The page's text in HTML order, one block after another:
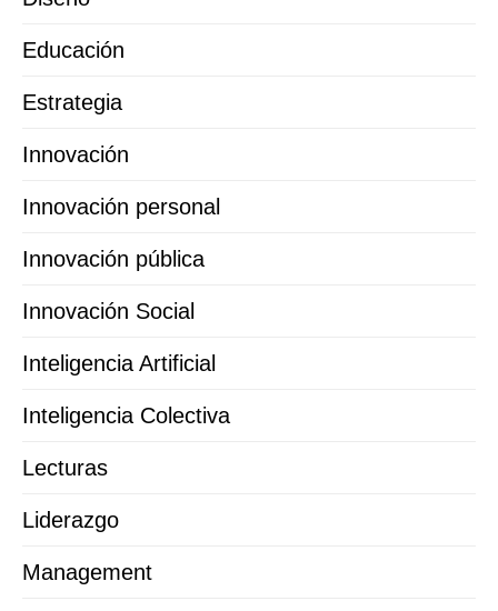
Educación
Estrategia
Innovación
Innovación personal
Innovación pública
Innovación Social
Inteligencia Artificial
Inteligencia Colectiva
Lecturas
Liderazgo
Management